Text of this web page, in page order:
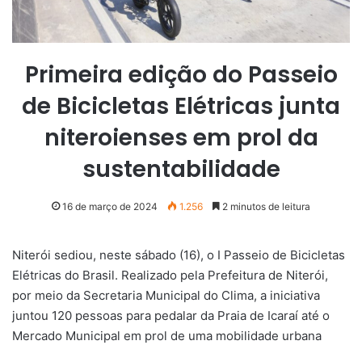
Primeira edição do Passeio
de Bicicletas Elétricas junta
niteroienses em prol da
sustentabilidade
16 de março de 2024 1.256 2 minutos de leitura
Niterói sediou, neste sábado (16), o I Passeio de Bicicletas
Elétricas do Brasil. Realizado pela Prefeitura de Niterói,
por meio da Secretaria Municipal do Clima, a iniciativa
juntou 120 pessoas para pedalar da Praia de Icaraí até o
Mercado Municipal em prol de uma mobilidade urbana